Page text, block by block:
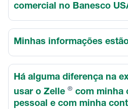
comercial no Banesco
Minhas informações
Há alguma diferença na
usar o Zelle ® com minha
pessoal e com minha